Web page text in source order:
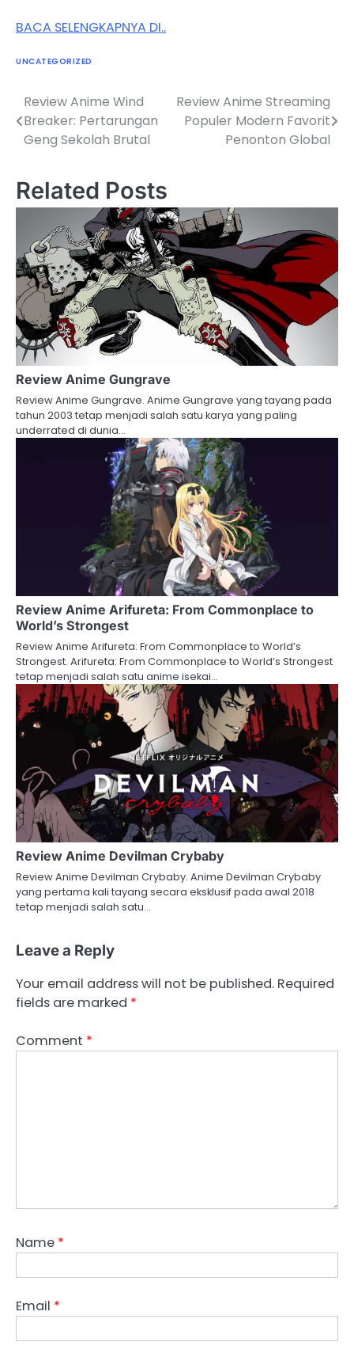
BACA SELENGKAPNYA DI..
UNCATEGORIZED
Post
navigation
Review Anime Wind
Breaker: Pertarungan
Geng Sekolah Brutal
Review Anime Streaming
Populer Modern Favorit
Penonton Global
Related Posts
Review Anime Gungrave
Review Anime Gungrave. Anime Gungrave yang tayang pada
tahun 2003 tetap menjadi salah satu karya yang paling
underrated di dunia…
Review Anime Arifureta: From Commonplace to
World’s Strongest
Review Anime Arifureta: From Commonplace to World’s
Strongest. Arifureta: From Commonplace to World’s Strongest
tetap menjadi salah satu anime isekai…
Review Anime Devilman Crybaby
Review Anime Devilman Crybaby. Anime Devilman Crybaby
yang pertama kali tayang secara eksklusif pada awal 2018
tetap menjadi salah satu…
Leave a Reply
Your email address will not be published. Required
fields are marked *
Comment *
Name *
Email *